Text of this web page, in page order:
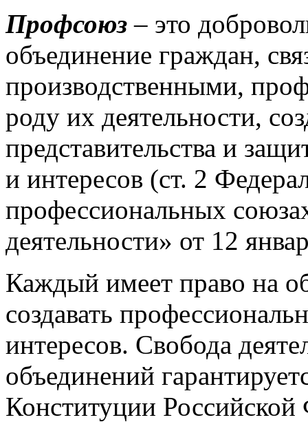
Профсоюз – это
объединение граждан,
производственными,
роду их деятельности,
представительства и
и интересов (ст. 2
профессиональных
деятельности» от 12
Каждый имеет право на
создавать
интересов. Свобода
объединений
Конституции